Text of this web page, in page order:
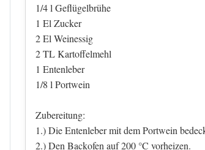
1/4 l Geflügelbrühe
1 El Zucker
2 El Weinessig
2 TL Kartoffelmehl
1 Entenleber
1/8 l Portwein
Zubereitung:
1.) Die Entenleber mit dem Portwein
2.) Den Backofen auf 200 °C vorheizen.